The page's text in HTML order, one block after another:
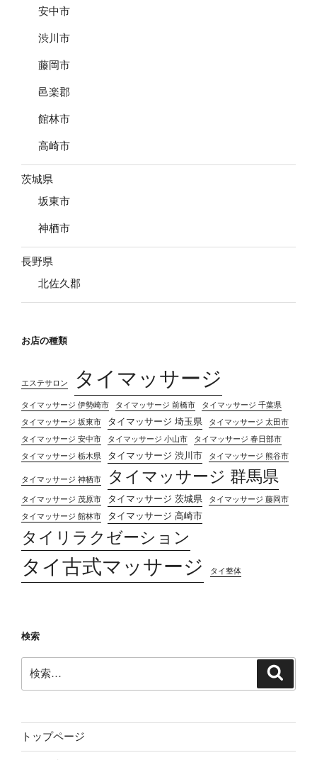
安中市
渋川市
藤岡市
邑楽郡
館林市
高崎市
茨城県
坂東市
神栖市
長野県
北佐久郡
お店の種類
エステサロン タイマッサージ
タイマッサージ 伊勢崎市 タイマッサージ 前橋市
タイマッサージ 千葉県
タイマッサージ 坂東市
タイマッサージ 埼玉県
タイマッサージ 太田市
タイマッサージ 安中市
タイマッサージ 小山市
タイマッサージ 春日部市
タイマッサージ 栃木県
タイマッサージ 渋川市 タイマッサージ 熊谷市
タイマッサージ 神栖市 タイマッサージ 群馬県
タイマッサージ 茂原市 タイマッサージ 茨城県
タイマッサージ 藤岡市
タイマッサージ 館林市
タイマッサージ 高崎市
タイリラクゼーション
タイ古式マッサージ タイ整体
検索
索:
トップページ